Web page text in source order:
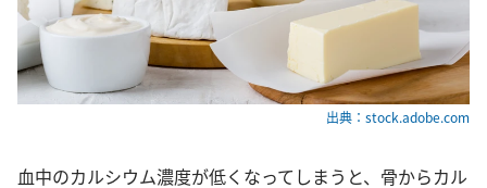
出典：stock.adobe.com
血中のカルシウム濃度が低くなってしまうと、骨からカル